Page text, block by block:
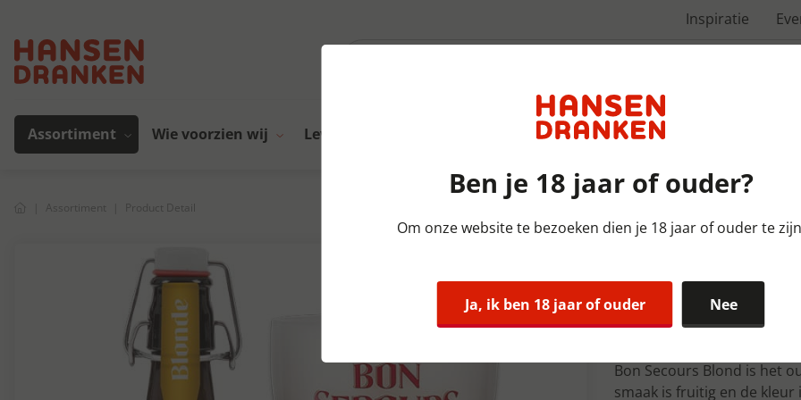
Inspiratie
Assortiment Wie voorzien wij Leveranciers
Assortiment Product Detail
Brass.
Kist 12x33 cl
Bon Secours Blond is het
smaak is fruitig en de
Ben je 18 jaar of ouder?
Om onze website te bezoeken dien je 18 jaar of ouder te
Ja, ik ben 18 jaar of ouder Nee